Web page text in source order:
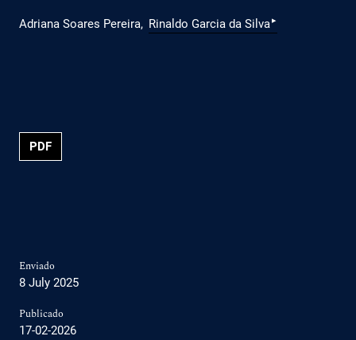
Adriana Soares Pereira Rinaldo Garcia da Silva▸
PDF
Enviado
8 July 2025
Publicado
17-02-2026